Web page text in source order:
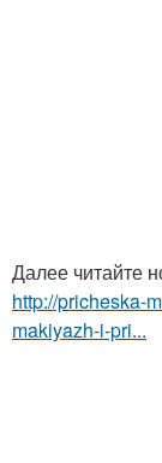
Далее читайте
http://pricheska-
makiyazh-i-pri...